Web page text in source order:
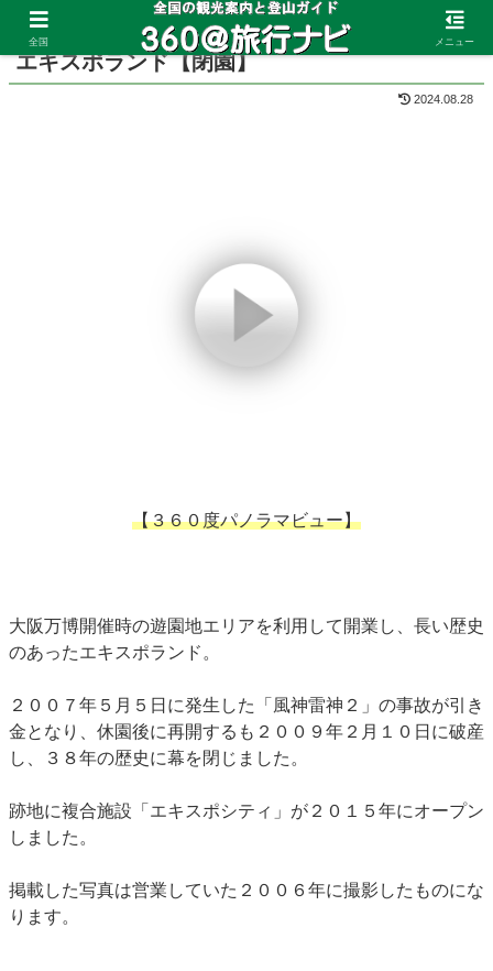
ホーム 大阪府 万博公園
エキスポランド【閉園】
2024.08.28
【３６０度パノラマビュー】
大阪万博開催時の遊園地エリアを利用して開業し、長い歴史
のあったエキスポランド。
２００７年５月５日に発生した「風神雷神２」の事故が引き
金となり、休園後に再開するも２００９年２月１０日に破産
し、３８年の歴史に幕を閉じました。
跡地に複合施設「エキスポシティ」が２０１５年にオープン
しました。
掲載した写真は営業していた２００６年に撮影したものにな
ります。
全国 メニュー